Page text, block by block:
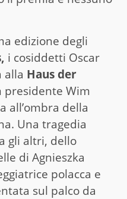
edizione degli
i cosiddetti Oscar
alla Haus der
presidente Wim
all’ombra della
Una tragedia
gli altri, dello
di Agnieszka
polacca e
sul palco da